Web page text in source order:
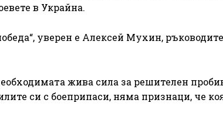
в Украйна.
уверен е Алексей Мухин,
жива сила за решителен
си с боеприпаси, няма признаци, че